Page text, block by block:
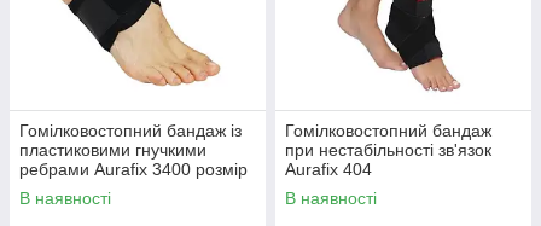
Гомілковостопний бандаж із
пластиковими гнучкими
ребрами Aurafix 3400 розмір
універсальний
В наявності
Гомілковостопний бандаж
при нестабільності зв'язок
Aurafix 404
В наявності